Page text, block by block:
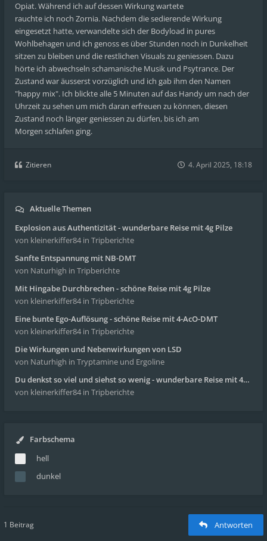
Opiat. Während ich auf dessen Wirkung wartete
rauchte ich noch Zornia. Nachdem die sedierende Wirkung
eingesetzt hatte, verwandelte sich der Bodyload in pures
Wohlbehagen und ich genoss es über Stunden noch in Dunkelheit
sitzen zu bleiben und die restlichen Visuals zu geniessen. Dazu
hörte ich abwechseln schamanische Musik und Psytrance. Der
Zustand war äusserst vorzüglich und ich gab ihm den Namen
"happy mix". Ich blickte alle 5 Minuten auf das Handy um nach der
Uhrzeit zu sehen um mich daran erfreuen zu können, diesen
Zustand noch länger geniessen zu dürfen, bis ich am
Morgen schlafen ging.
Zitieren 4. April 2025, 18:18
Aktuelle Themen
Explosion aus Authentizität - wunderbare Reise mit 4g Pilze
von kleinerkiffer84 in Tripberichte
Sanfte Entspannung mit NB-DMT
von Naturhigh in Tripberichte
Mit Hingabe Durchbrechen - schöne Reise mit 4g Pilze
von kleinerkiffer84 in Tripberichte
Eine bunte Ego-Auflösung - schöne Reise mit 4-AcO-DMT
von kleinerkiffer84 in Tripberichte
Die Wirkungen und Nebenwirkungen von LSD
von Naturhigh in Tryptamine und Ergoline
Du denkst so viel und siehst so wenig - wunderbare Reise mit 4g Pilze
von kleinerkiffer84 in Tripberichte
Farbschema
hell
dunkel
1 Beitrag Antworten